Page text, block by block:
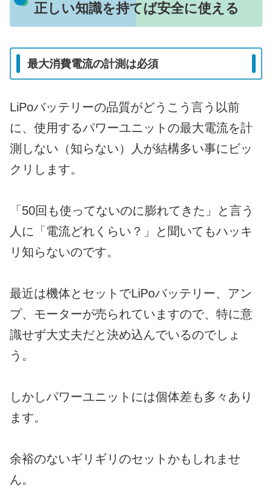
正しい知識を持てば安全に使える
最大消費電流の計測は必須
LiPoバッテリーの品質がどうこう言う以前
に、使用するパワーユニットの最大電流を計
測しない（知らない）人が結構多い事にビッ
クリします。
「50回も使ってないのに膨れてきた」と言う
人に「電流どれくらい？」と聞いてもハッキ
リ知らないのです。
最近は機体とセットでLiPoバッテリー、アン
プ、モーターが売られていますので、特に意
識せず大丈夫だと決め込んでいるのでしょ
う。
しかしパワーユニットには個体差も多々あり
ます。
余裕のないギリギリのセットかもしれませ
ん。